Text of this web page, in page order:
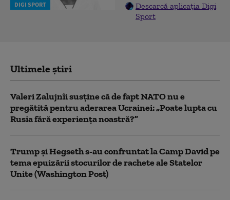
DIGI SPORT
Descarcă aplicația Digi
Sport
Ultimele știri
Valeri Zalujnîi susține că de fapt NATO nu e
pregătită pentru aderarea Ucrainei: „Poate lupta cu
Rusia fără experiența noastră?”
Trump şi Hegseth s-au confruntat la Camp David pe
tema epuizării stocurilor de rachete ale Statelor
Unite (Washington Post)